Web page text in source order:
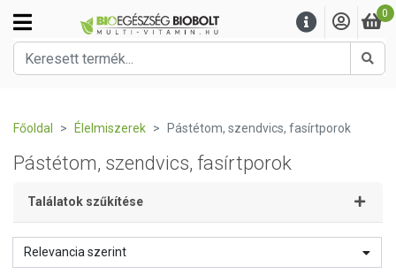
0
Főoldal Élelmiszerek Pástétom, szendvics, fasírtporok
Pástétom, szendvics, fasírtporok
Találatok szűkítése
Relevancia szerint